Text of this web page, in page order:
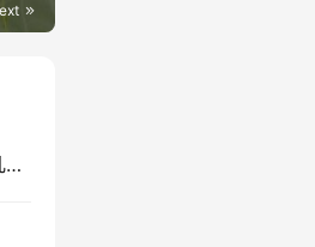
2024中央戏剧学院艺术类校考考试时间什么时候 几月份